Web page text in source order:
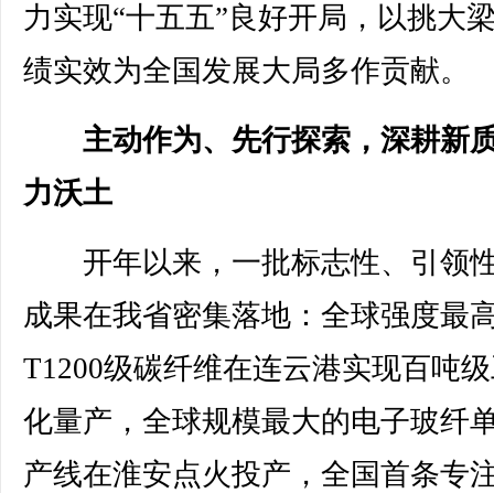
力实现“十五五”良好开局，以挑大
绩实效为全国发展大局多作贡献。
主动作为、先行探索，深耕新
力沃土
开年以来，一批标志性、引领
成果在我省密集落地：全球强度最
T1200级碳纤维在连云港实现百吨
化量产，全球规模最大的电子玻纤
产线在淮安点火投产，全国首条专